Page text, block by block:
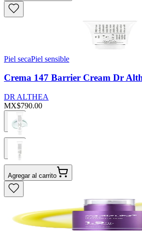
Piel secaPiel sensible
Crema 147 Barrier Cream Dr
DR ALTHEA
MX$790.00
Agregar al carrito